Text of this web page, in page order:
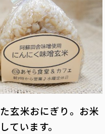
玄米おにぎり。お米
ています。